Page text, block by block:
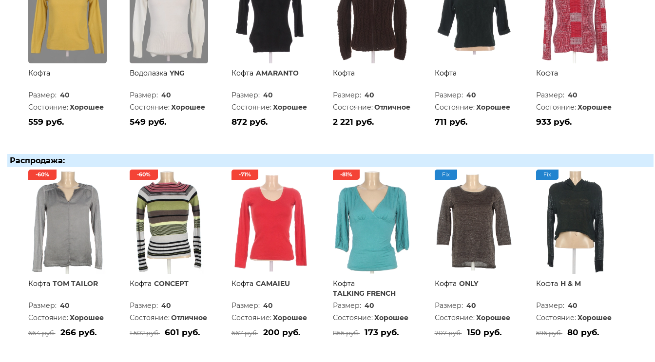
Кофта
Размер: 40
Состояние: Хорошее
559 руб.
Водолазка YNG
Размер: 40
Состояние: Хорошее
549 руб.
Кофта AMARANTO
Размер: 40
Состояние: Хорошее
872 руб.
Кофта
Размер: 40
Состояние: Отличное
2 221 руб.
Кофта
Размер: 40
Состояние: Хорошее
711 руб.
Кофта
Размер: 40
Состояние: Хорошее
933 руб.
Распродажа:
-60%
Кофта TOM TAILOR
Размер: 40
Состояние: Хорошее
664 руб. 266 руб.
-60%
Кофта CONCEPT
Размер: 40
Состояние: Отличное
1 502 руб. 601 руб.
-71%
Кофта CAMAIEU
Размер: 40
Состояние: Хорошее
667 руб. 200 руб.
-81%
Кофта
TALKING FRENCH
Размер: 40
Состояние: Хорошее
866 руб. 173 руб.
Fix
Кофта ONLY
Размер: 40
Состояние: Хорошее
707 руб. 150 руб.
Fix
Кофта H & M
Размер: 40
Состояние: Хорошее
596 руб. 80 руб.